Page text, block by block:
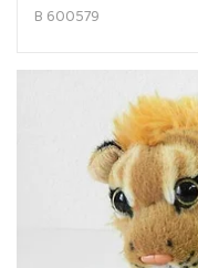
B 600579